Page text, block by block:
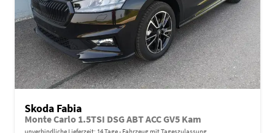
Skoda Fabia
Monte Carlo 1.5TSI DSG ABT ACC GV5 Kam
unverbindliche Lieferzeit: 14 Tage Fahrzeug mit Tageszulassung